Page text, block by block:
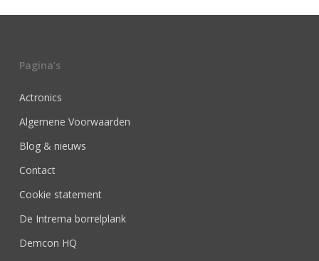
Pagina’s
Actronics
Algemene Voorwaarden
Blog & nieuws
Contact
Cookie statement
De Intrema borrelplank
Demcon HQ